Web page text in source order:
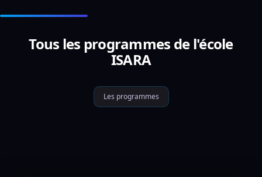
Tous les programmes de l'école
ISARA
Les programmes